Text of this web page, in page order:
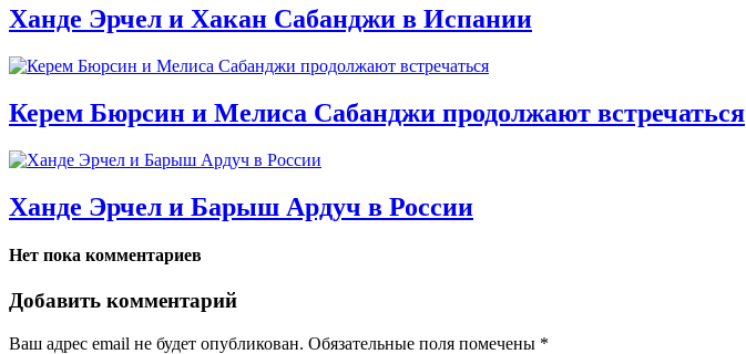
Ханде Эрчел и Хакан Сабанджи в Испании
Керем Бюрсин и Мелиса Сабанджи продолжают встречаться
Ханде Эрчел и Барыш Ардуч в России
Нет пока комментариев
Добавить комментарий
Ваш адрес email не будет опубликован. Обязательные поля помечены *